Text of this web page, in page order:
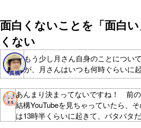
面白くないことを「面白
くない
もう少し月さん自身のことについ
が、月さんはいつも何時ぐらいに
あんまり決まってないですね！ 前の
結構YouTubeを見ちゃっていたら、
は13時半くらいに起きて、バタバタ